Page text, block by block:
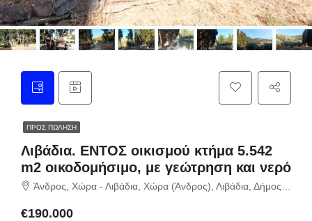
ΠΡΟΣ ΠΏΛΗΣΗ
Λιβάδια. ΕΝΤΟΣ οικισμού κτήμα 5.542
m2 οικοδομήσιμο, με γεώτρηση και νερό
Άνδρος, Χώρα - Λιβάδια, Χώρα (Άνδρος), Λιβάδια, Δήμος Άνδρου, Περιφερειακή Ενότητα Άνδρου, Περιφέρεια Νοτίου Αιγαίου, Αποκεντρωμένη Διοίκηση Αιγαίου, 845 00, Ελλάδα
€190.000